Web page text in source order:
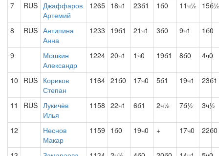
7 RUS Джаффаров
Артемий
1265 18ч1 23б1 1б0 11ч½ 15б½
8 RUS Антипина
Анна
1233 19б1 21ч1 3б0 9ч1 1б0
9
Мошкин
Александр
1224 20ч1 1ч0 19б1 8б0 4ч0
10 RUS Кориков
Степан
1164 21б0 17ч0 5б1 19ч1 23б1
11 RUS Лукичёв
Илья
1158 22ч1 6б1 2ч½ 7б½ 3ч½
12
Неснов
Макар
1159 1б0 19ч0 + 17ч0 22б0